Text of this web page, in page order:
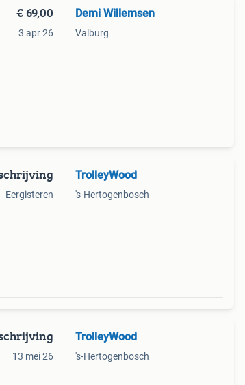
€ 69,00
3 apr 26
Demi Willemsen
Valburg
Eergisteren
TrolleyWood
's-Hertogenbosch
13 mei 26
TrolleyWood
's-Hertogenbosch